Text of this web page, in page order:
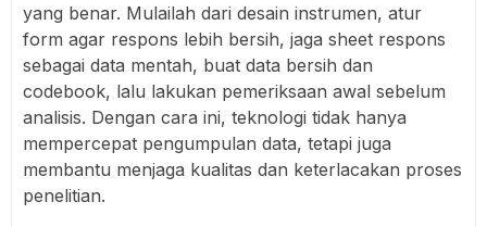
yang benar. Mulailah dari desain instrumen, atur
form agar respons lebih bersih, jaga sheet respons
sebagai data mentah, buat data bersih dan
codebook, lalu lakukan pemeriksaan awal sebelum
analisis. Dengan cara ini, teknologi tidak hanya
mempercepat pengumpulan data, tetapi juga
membantu menjaga kualitas dan keterlacakan proses
penelitian.